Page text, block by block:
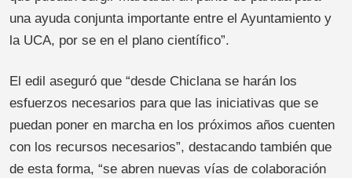
una ayuda conjunta importante entre el Ayuntamiento y
la UCA, por se en el plano científico”.
El edil aseguró que “desde Chiclana se harán los
esfuerzos necesarios para que las iniciativas que se
puedan poner en marcha en los próximos años cuenten
con los recursos necesarios”, destacando también que
de esta forma, “se abren nuevas vías de colaboración